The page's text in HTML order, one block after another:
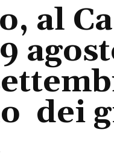
al
dei